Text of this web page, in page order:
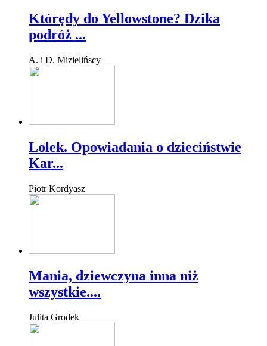
Którędy do Yellowstone? Dzika
podróż ...
A. i D. Mizielińscy
Lolek. Opowiadania o dzieciństwie
Kar...
Piotr Kordyasz
Mania, dziewczyna inna niż
wszystkie....
Julita Grodek